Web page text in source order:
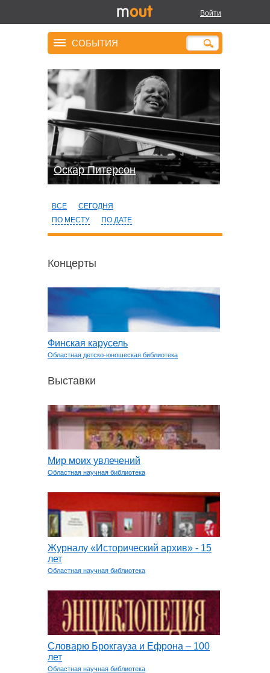
Войти
СОБЫТИЯ
Оскар Питерсон
ВСЕ
СЕГОДНЯ
ПО МЕСТУ
ПО ДАТЕ
Концерты
Финская карусель
Областная детско-юношеская библиотека
Выставки
Мир моих увлечений
Областная научная библиотека
Журналу «Исторический архив» - 15
лет
Областная научная библиотека
Словарю Брокгауза и Ефрона – 100
лет
Областная научная библиотека